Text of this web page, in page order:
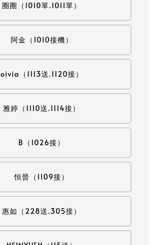
圈圈（1010單.1011單）
阿金（1010接機）
oivia（1113送.1120接）
雅婷（1110送.1114接）
B（1026接）
恒晉（1109接）
惠如（228送.305接）